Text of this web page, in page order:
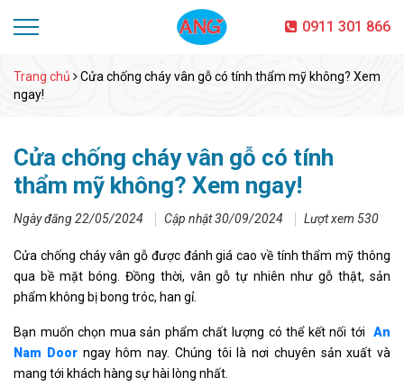
0911 301 866
Trang chủ
Cửa chống cháy vân gỗ có tính thẩm mỹ không? Xem
ngay!
Cửa chống cháy vân gỗ có tính
thẩm mỹ không? Xem ngay!
Ngày đăng 22/05/2024 Cập nhật 30/09/2024 Lượt xem 530
Cửa chống cháy vân gỗ được đánh giá cao về tính thẩm mỹ thông
qua bề mặt bóng. Đồng thời, vân gỗ tự nhiên như gỗ thật, sản
phẩm không bị bong tróc, han gỉ.
Bạn muốn chọn mua sản phẩm chất lượng có thể kết nối tới An
Nam Doorngay hôm nay. Chúng tôi là nơi chuyên sản xuất và
mang tới khách hàng sự hài lòng nhất.